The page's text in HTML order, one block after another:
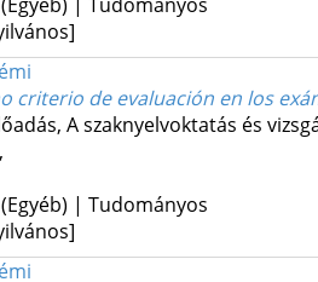
| Tudományos
criterio de evaluación en los
A szaknyelvoktatás és
| Tudományos